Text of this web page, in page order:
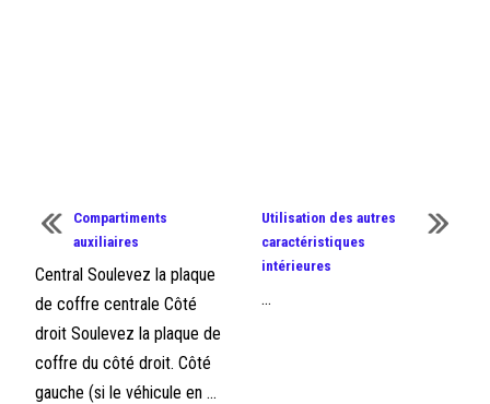
Compartiments
auxiliaires
Central Soulevez la plaque
de coffre centrale Côté
droit Soulevez la plaque de
coffre du côté droit. Côté
gauche (si le véhicule en ...
Utilisation des autres
caractéristiques
intérieures
...